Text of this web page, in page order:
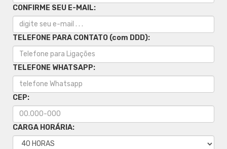
CONFIRME SEU E-MAIL:
TELEFONE PARA CONTATO (com DDD):
TELEFONE WHATSAPP:
CEP:
CARGA HORÁRIA: